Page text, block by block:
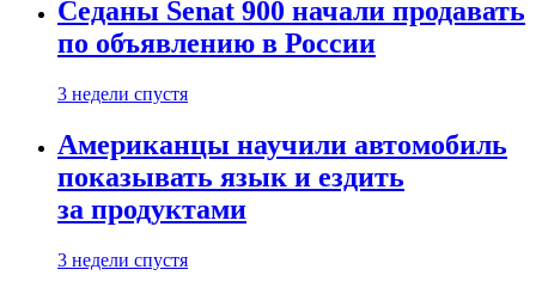
Седаны Senat 900 начали продавать
по объявлению в России
3 недели спустя
Американцы научили автомобиль
показывать язык и ездить
за продуктами
3 недели спустя